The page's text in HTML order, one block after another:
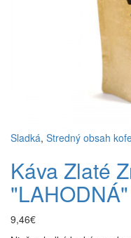
Sladká, Stredný obsah
Káva Zlaté
9,46€